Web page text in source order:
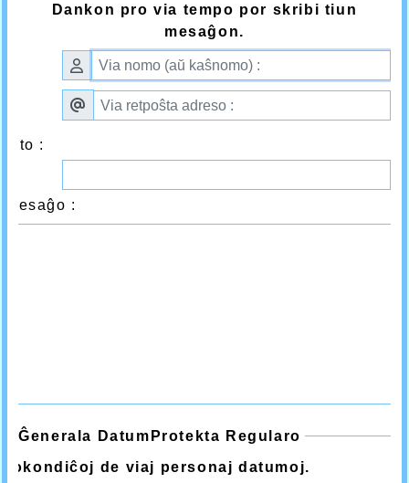
Dankon pro via tempo por skribi tiun
mesaĝon.
:
mesaĝo :
Ĝenerala DatumProtekta Regularo
de viaj personaj datumoj.